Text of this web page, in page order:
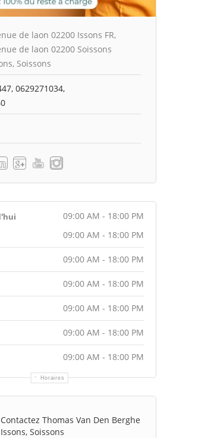
de laon 02200 Issons FR,
de laon 02200 Soissons
Soissons
0629271034,
09:00 AM - 18:00 PM
Horaires
09:00 AM - 18:00 PM
09:00 AM - 18:00 PM
09:00 AM - 18:00 PM
09:00 AM - 18:00 PM
09:00 AM - 18:00 PM
09:00 AM - 18:00 PM
Contactez Thomas Van Den Berghe
Issons, Soissons